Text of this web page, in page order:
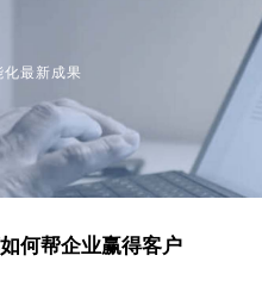
化最新成果
何帮企业赢得客户